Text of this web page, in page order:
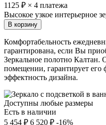
1125 ₽ × 4 платежа
Высокое узкое интерьерное
В корзину
Комфортабельность
гарантирована, если Вы
Зеркальное полотно Калтан.
помещении, гарантирует его
эффектность дизайна.
Доступны любые размеры
Есть в наличии
5 454 ₽ 6 520 ₽ -16%